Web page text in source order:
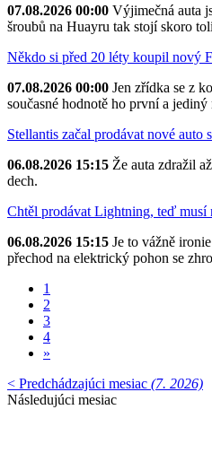
07.08.2026 00:00 Výjimečná auta
šroubů na Huayru tak stojí skoro
Někdo si před 20 léty koupil nový
07.08.2026 00:00 Jen zřídka se z
současné hodnotě ho první a
Stellantis začal prodávat nové
06.08.2026 15:15 Že auta zdražil
dech.
Chtěl prodávat Lightning, teď
06.08.2026 15:15 Je to vážně
přechod na elektrický pohon se
1
2
3
4
»
< Predchádzajúci mesiac (7. 2026)
Následujúci mesiac